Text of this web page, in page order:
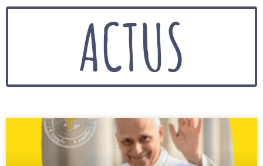
ACTUS